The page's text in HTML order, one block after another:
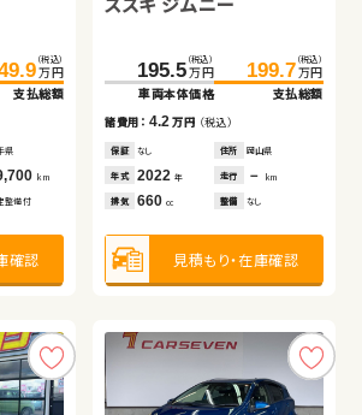
（税込）
万円
支払総額
県
km
整備付
確認
195.5 （税込）
万円
車両本体価格
199.7 （税込）
万円
支払総額
諸費用： 4.2万円 （税込）
保証 なし 住所 岡山県
年式 2022年 走行 － km
排気 660cc 整備 なし
見積もり・在庫確認
（税込）
万円
支払総額
県
km
整備付
確認
- （税込）
万円
車両本体価格
ASK （税込）
万円
支払総額
諸費用： -万円（税込）
保証 なし 住所 千葉県
年式 2022年 走行 31,000
排気 1,300 整備 法定整備付
見積もり・在庫確認
県
整備付
スズキ スイフト
164.0万円
車両本体価格
諸費用：11.5万円 （税込）
保証 あり 住所 北海道
排気 1,400cc 整備 法定整備付